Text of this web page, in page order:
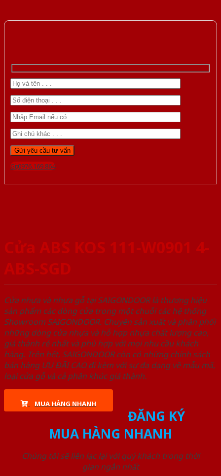
Gọi 0976.169.864
Cửa ABS KOS 111-W0901 4-
ABS-SGD
Cửa nhựa và nhựa gỗ tại SAIGONDOOR là thương hiệu
sản phẩm các dòng cửa trong một chuỗi các hệ thống
Showroom SAIGONDOOR. Chuyên sản xuất và phân phối
những dòng cửa nhựa và hỗ hợp nhựa chất lượng cao,
giá thành rẻ nhất và phù hợp với mọi nhu cầu khách
hàng. Trên hết, SAIGONDOOR còn có những chính sách
bán hàng ƯU ĐÃI CAO đi kèm với sự đa dạng về mẫu mã,
loại cửa gỗ và cả phân khúc giá thành.
MUA HÀNG NHANH
ĐĂNG KÝ
MUA HÀNG NHANH
Chúng tôi sẽ liên lạc lại với quý khách trong thời
gian ngắn nhất